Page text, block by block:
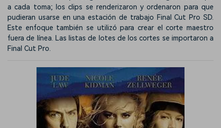
a cada toma; los clips se renderizaron y ordenaron para que
pudieran usarse en una estación de trabajo Final Cut Pro SD.
Este enfoque también se utilizó para crear el corte maestro
fuera de línea. Las listas de lotes de los cortes se importaron a
Final Cut Pro.